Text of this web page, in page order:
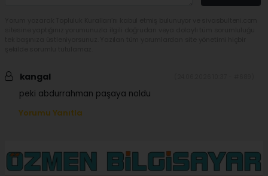
kangal
peki abdurrahman paşaya noldu
Yorumu Yanıtla